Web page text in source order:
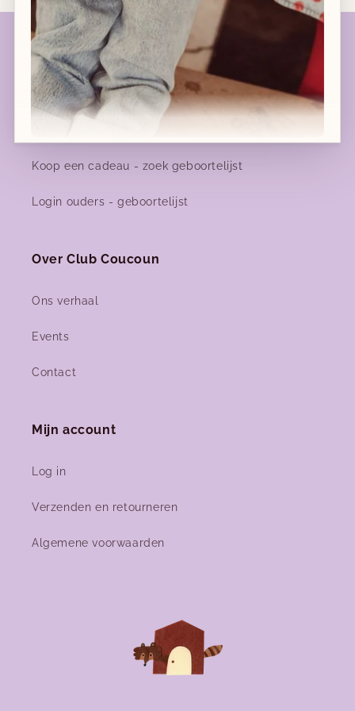
Geboortelijsten
Geboortelijst favorieten
Koop een cadeau - zoek geboortelijst
Login ouders - geboortelijst
Over Club Coucoun
Ons verhaal
Events
Contact
Mijn account
Log in
Verzenden en retourneren
Algemene voorwaarden
Nieuwe collecties!
Nieuwe herfst-winter collecties in ons clubje &